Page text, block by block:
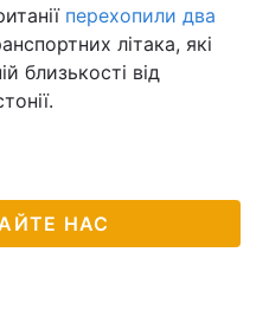
перехопили два
літака, які
близькості від
НАС